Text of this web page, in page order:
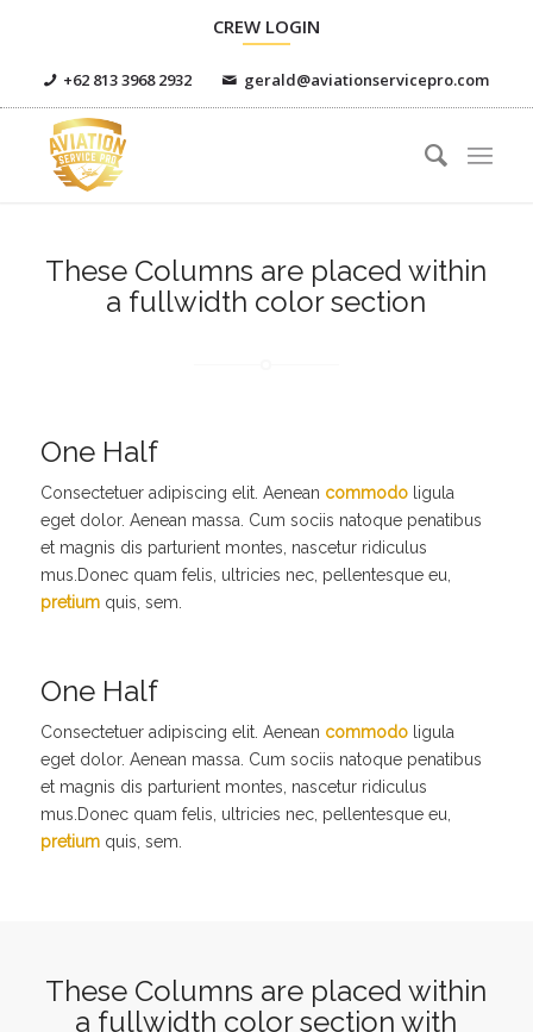
CREW LOGIN
+62 813 3968 2932 gerald@aviationservicepro.com
These Columns are placed within
a fullwidth color section
One Half
Consectetuer adipiscing elit. Aenean commodoligula
eget dolor. Aenean massa. Cum sociis natoque penatibus
et magnis dis parturient montes, nascetur ridiculus
mus.Donec quam felis, ultricies nec, pellentesque eu,
pretiumquis, sem.
One Half
Consectetuer adipiscing elit. Aenean commodoligula
eget dolor. Aenean massa. Cum sociis natoque penatibus
et magnis dis parturient montes, nascetur ridiculus
mus.Donec quam felis, ultricies nec, pellentesque eu,
pretiumquis, sem.
These Columns are placed within
a fullwidth color section with